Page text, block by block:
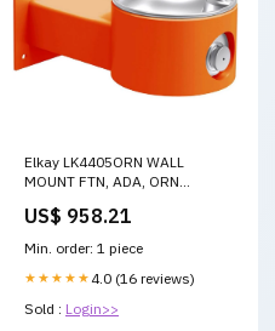
Elkay LK4405ORN WALL
MOUNT FTN, ADA, ORN
US$ 958.21
Min. order: 1 piece
★★★★★ 4.0 (16 reviews)
Sold : Login>>